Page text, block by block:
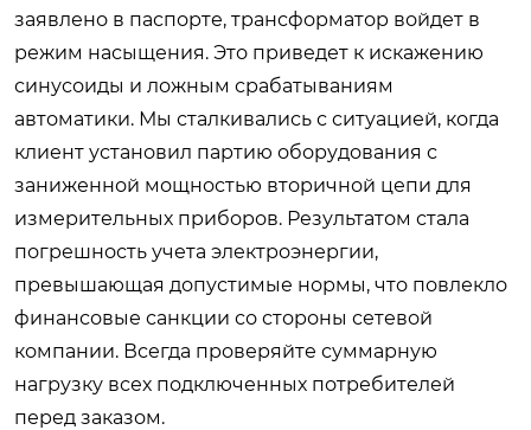
заявлено в паспорте, трансформатор войдет в
режим насыщения. Это приведет к искажению
синусоиды и ложным срабатываниям
автоматики. Мы сталкивались с ситуацией, когда
клиент установил партию оборудования с
заниженной мощностью вторичной цепи для
измерительных приборов. Результатом стала
погрешность учета электроэнергии,
превышающая допустимые нормы, что повлекло
финансовые санкции со стороны сетевой
компании. Всегда проверяйте суммарную
нагрузку всех подключенных потребителей
перед заказом.